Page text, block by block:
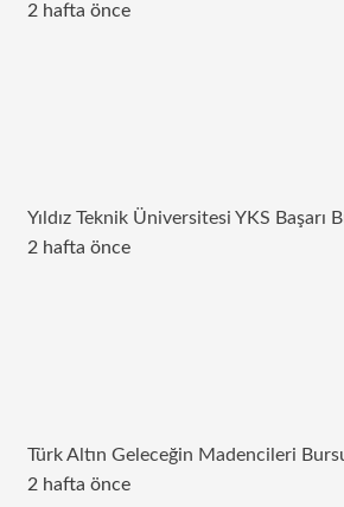
2 hafta önce
Yıldız Teknik Üniversitesi YKS Başarı
2 hafta önce
Türk Altın Geleceğin Madencileri
2 hafta önce